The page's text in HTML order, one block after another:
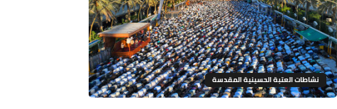
نشاطات العتبة الحسينية المقدسة